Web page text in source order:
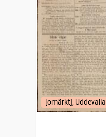
[omärkt], Uddevalla